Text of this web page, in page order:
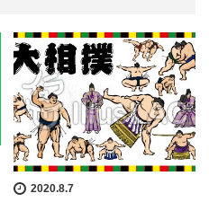
2020.8.7